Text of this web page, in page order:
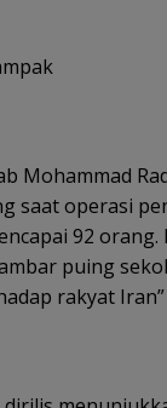
Mohammad
saat operasi
92
puing
rakyat